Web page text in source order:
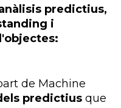
predictius,
i
de Machine
predictius que